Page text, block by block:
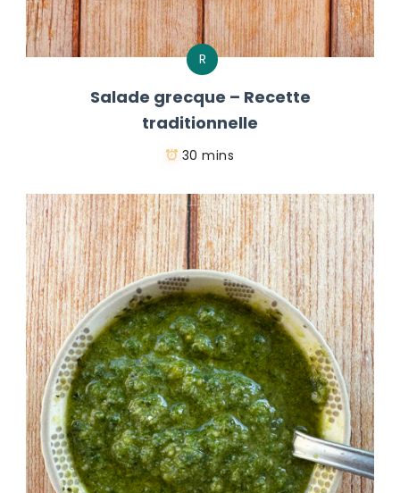
R
Salade grecque – Recette
traditionnelle
30 mins